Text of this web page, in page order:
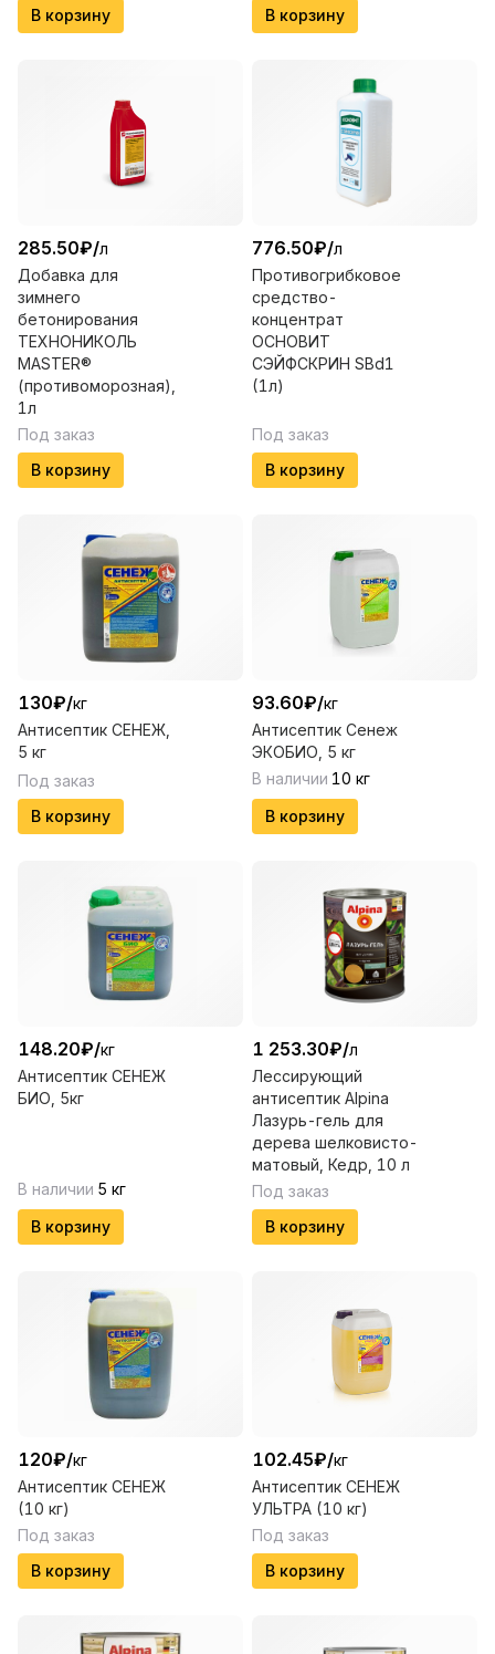
В корзину
В корзину
285.50₽/л
Добавка для
зимнего
бетонирования
ТЕХНОНИКОЛЬ
MASTER®
(противоморозная),
1л
Под заказ
В корзину
776.50₽/л
Противогрибковое
средство-
концентрат
ОСНОВИТ
СЭЙФСКРИН SBd1
(1л)
Под заказ
В корзину
130₽/кг
Антисептик СЕНЕЖ,
5 кг
Под заказ
В корзину
93.60₽/кг
Антисептик Сенеж
ЭКОБИО, 5 кг
В наличии 10 кг
В корзину
148.20₽/кг
Антисептик СЕНЕЖ
БИО, 5кг
В наличии 5 кг
В корзину
1 253.30₽/л
Лессирующий
антисептик Alpina
Лазурь-гель для
дерева шелковисто-
матовый, Кедр, 10 л
Под заказ
В корзину
120₽/кг
Антисептик СЕНЕЖ
(10 кг)
Под заказ
В корзину
102.45₽/кг
Антисептик СЕНЕЖ
УЛЬТРА (10 кг)
Под заказ
В корзину